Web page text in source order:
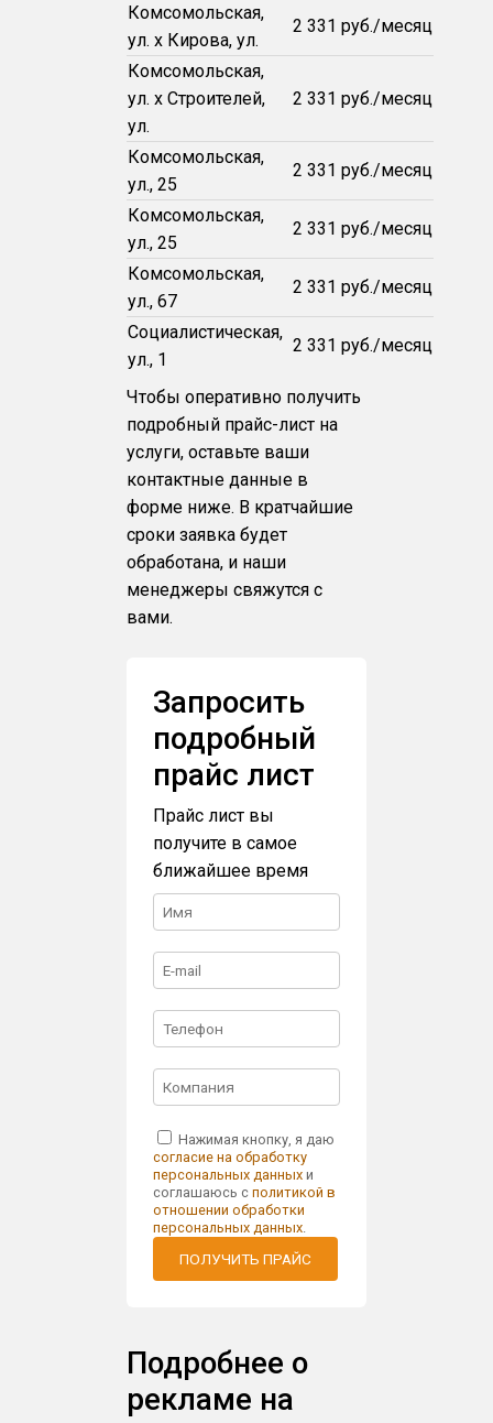
Комсомольская,
ул. х Кирова, ул.
2 331 руб./месяц
Комсомольская,
ул. х Строителей,
ул.
2 331 руб./месяц
Комсомольская,
ул., 25
2 331 руб./месяц
Комсомольская,
ул., 25
2 331 руб./месяц
Комсомольская,
ул., 67
2 331 руб./месяц
Социалистическая,
ул., 1
2 331 руб./месяц
Чтобы оперативно получить
подробный прайс-лист на
услуги, оставьте ваши
контактные данные в
форме ниже. В кратчайшие
сроки заявка будет
обработана, и наши
менеджеры свяжутся с
вами.
Запросить
подробный
прайс лист
Прайс лист вы
получите в самое
ближайшее время
Нажимая кнопку, я даю
согласие на обработку
персональных данных и
соглашаюсь сполитикой в
отношении обработки
персональных данных
ПОЛУЧИТЬ ПРАЙС
Подробнее о
рекламе на